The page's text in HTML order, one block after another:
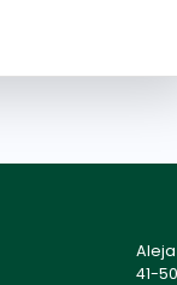
41-